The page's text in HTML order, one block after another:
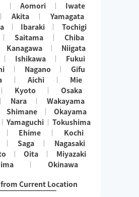
Aomori
Iwate
Akita
Yamagata
Ibaraki
Tochigi
Saitama
Chiba
Kanagawa
Niigata
Ishikawa
Fukui
Nagano
Gifu
Aichi
Mie
Kyoto
Osaka
Nara
Wakayama
Shimane
Okayama
Yamaguchi
Tokushima
Ehime
Kochi
Saga
Nagasaki
Oita
Miyazaki
Okinawa
Current Location